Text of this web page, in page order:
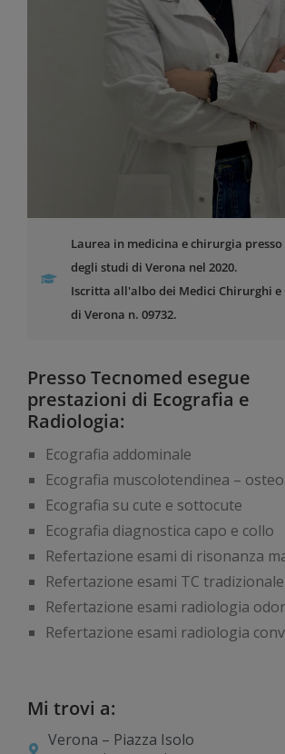
Laurea in medicina e chirurgia
degli studi di Verona nel 2020.
Iscritta all'albo dei Medici Chirurghi
di Verona n. 09732.
Presso Tecnomed esegue
prestazioni di Ecografia e
Radiologia:
Ecografia addominale
Ecografia muscolotendinea –
Ecografia su cute e sottocute
Ecografia diagnostica capo e collo
Refertazione esami di risonanza
Refertazione esami TC tradizionale
Refertazione esami radiologia
Refertazione esami radiologia
Mi trovi a:
Verona – Piazza Isolo